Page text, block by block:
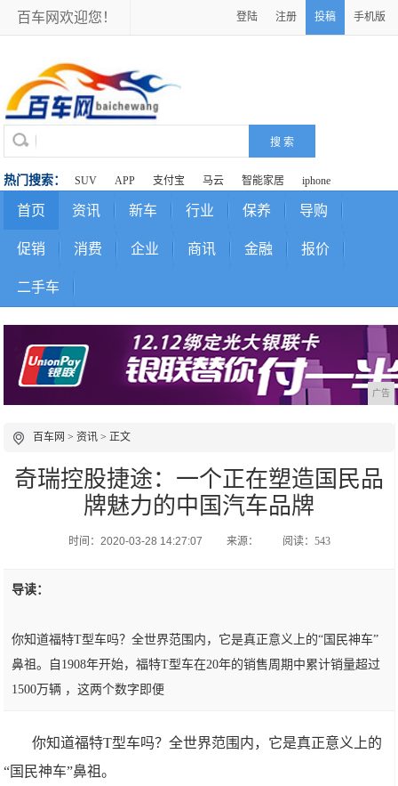
百车网欢迎您！ 登陆 注册 投稿 手机版
热门搜索： SUV APP 支付宝 马云 智能家居 iphone
首页 资讯 新车 行业 保养 导购
促销 消费 企业 商讯 金融 报价
二手车
广告
百车网 >资讯 > 正文
奇瑞控股捷途：一个正在塑造国民品
牌魅力的中国汽车品牌
时间：2020-03-28 14:27:07 来源： 阅读：543
导读：
你知道福特T型车吗？全世界范围内，它是真正意义上的“国民神车”
鼻祖。自1908年开始，福特T型车在20年的销售周期中累计销量超过
1500万辆 ，这两个数字即便
你知道福特T型车吗？全世界范围内，它是真正意义上的
“国民神车”鼻祖。